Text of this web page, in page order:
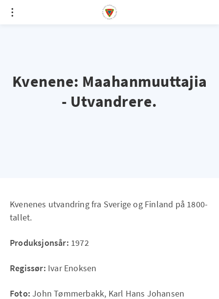
Kvenene: Maahanmuuttajia
- Utvandrere.
Kvenenes utvandring fra Sverige og Finland på 1800-
tallet.
Produksjonsår: 1972
Regissør: Ivar Enoksen
Foto: John Tømmerbakk, Karl Hans Johansen